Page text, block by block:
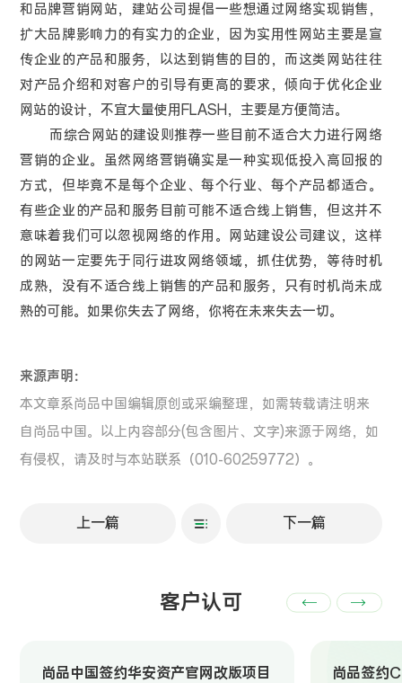
和品牌营销网站，建站公司提倡一些想通过网络实现销售，
扩大品牌影响力的有实力的企业，因为实用性网站主要是宣
传企业的产品和服务，以达到销售的目的，而这类网站往往
对产品介绍和对客户的引导有更高的要求，倾向于优化企业
网站的设计，不宜大量使用FLASH，主要是方便简洁。
而综合网站的建设则推荐一些目前不适合大力进行网络
营销的企业。虽然网络营销确实是一种实现低投入高回报的
方式，但毕竟不是每个企业、每个行业、每个产品都适合。
有些企业的产品和服务目前可能不适合线上销售，但这并不
意味着我们可以忽视网络的作用。网站建设公司建议，这样
的网站一定要先于同行进攻网络领域，抓住优势，等待时机
成熟，没有不适合线上销售的产品和服务，只有时机尚未成
熟的可能。如果你失去了网络，你将在未来失去一切。
来源声明：
本文章系尚品中国编辑原创或采编整理，如需转载请注明来
自尚品中国。以上内容部分(包含图片、文字)来源于网络，如
有侵权，请及时与本站联系（010-60259772）。
上一篇 下一篇
客户认可
尚品中国签约华安资产官网改版项目
尚品签约